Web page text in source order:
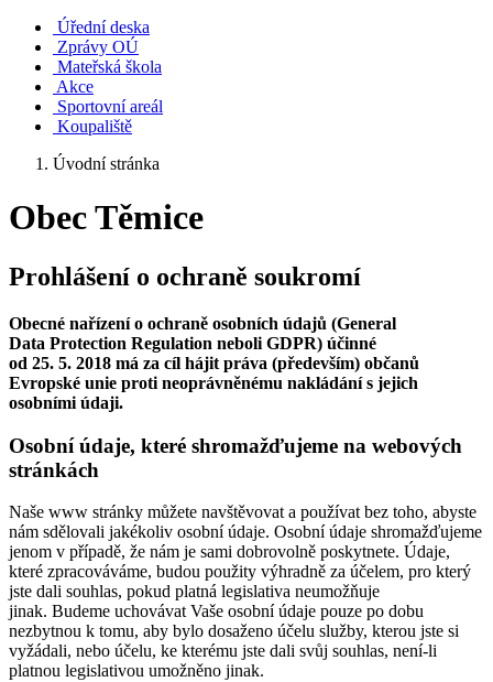
Úřední deska
Zprávy OÚ
Mateřská škola
Akce
Sportovní areál
Koupaliště
Úvodní stránka
Obec Těmice
Prohlášení o ochraně soukromí
Obecné nařízení o ochraně osobních údajů (General
Data Protection Regulation neboli GDPR) účinné
od 25. 5. 2018 má za cíl hájit práva (především) občanů
Evropské unie proti neoprávněnému nakládání s jejich
osobními údaji.
Osobní údaje, které shromažďujeme na webových
stránkách
Naše www stránky můžete navštěvovat a používat bez toho, abyste
nám sdělovali jakékoliv osobní údaje. Osobní údaje shromažďujeme
jenom v případě, že nám je sami dobrovolně poskytnete. Údaje,
které zpracováváme, budou použity výhradně za účelem, pro který
jste dali souhlas, pokud platná legislativa neumožňuje
jinak. Budeme uchovávat Vaše osobní údaje pouze po dobu
nezbytnou k tomu, aby bylo dosaženo účelu služby, kterou jste si
vyžádali, nebo účelu, ke kterému jste dali svůj souhlas, není-li
platnou legislativou umožněno jinak.